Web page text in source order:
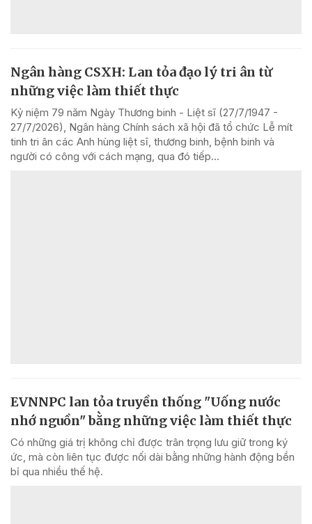
Ngân hàng CSXH: Lan tỏa đạo lý tri ân từ
những việc làm thiết thực
Kỷ niệm 79 năm Ngày Thương binh - Liệt sĩ (27/7/1947 -
27/7/2026), Ngân hàng Chính sách xã hội đã tổ chức Lễ mít
tinh tri ân các Anh hùng liệt sĩ, thương binh, bệnh binh và
người có công với cách mạng, qua đó tiếp...
EVNNPC lan tỏa truyền thống "Uống nước
nhớ nguồn" bằng những việc làm thiết thực
Có những giá trị không chỉ được trân trọng lưu giữ trong ký
ức, mà còn liên tục được nối dài bằng những hành động bền
bỉ qua nhiều thế hệ.